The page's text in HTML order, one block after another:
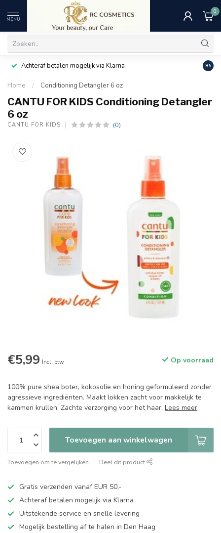
MENU
0
Achteraf betalen mogelijk via Klarna 8.5
Home / Conditioning Detangler 6 oz
CANTU FOR KIDS Conditioning Detangler
6 oz
CANTU FOR KIDS (0)
€5,99 Incl. btw Op voorraad
100% pure shea boter, kokosolie en honing geformuleerd zonder
agressieve ingrediënten. Maakt lokken zacht voor makkelijk te
kammen krullen. Zachte verzorging voor het haar. Lees meer.
Toevoegen aan winkelwagen
Toevoegen om te vergelijken Deel dit product
Gratis verzenden vanaf EUR 50,-
Achteraf betalen mogelijk via Klarna
Uitstekende service en snelle levering
Mogelijk bestelling af te halen in Den Haag